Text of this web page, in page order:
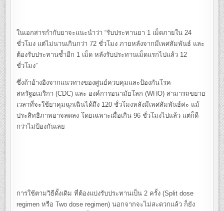
ในเอกสารกำกับยาจะแนะนำว่า “รับประทานยา 1 เม็ดภายใน 24
ชั่วโมง แต่ไม่นานเกินกว่า 72 ชั่วโมง ภายหลังจากมีเพศสัมพันธ์ และ
ต้องรับประทานซ้ำอีก 1 เม็ด หลังรับประทานเม็ดแรกไปแล้ว 12
ชั่วโมง”
ซึ่งถ้าอ้างอิงจากแนวทางของศูนย์ควบคุมและป้องกันโรค
สหรัฐอเมริกา (CDC) และ องค์การอนามัยโลก (WHO) สามารถขยาย
เวลาที่จะใช้ยาคุมฉุกเฉินได้ถึง 120 ชั่วโมงหลังมีเพศสัมพันธ์ค่ะ แม้
ประสิทธิภาพอาจลดลง โดยเฉพาะเมื่อเกิน 96 ชั่วโมงไปแล้ว แต่ก็ดี
กว่าไม่ป้องกันเลย
การใช้ตามวิธีดั้งเดิม ที่ต้องแบ่งรับประทานเป็น 2 ครั้ง (Split dose
regimen หรือ Two dose regimen) นอกจากจะไม่สะดวกแล้ว ก็ยัง